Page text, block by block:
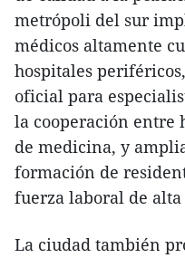
metrópoli del sur
médicos altamente
hospitales
oficial para
la cooperación entre
de medicina, y
formación de
fuerza laboral de
La ciudad también